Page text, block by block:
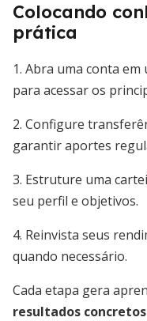
Colocando
prática
1. Abra uma conta
para acessar os
2. Configure
garantir aportes
3. Estruture uma
seu perfil e objetivos.
4. Reinvista seus
quando necessário.
Cada etapa gera
resultados